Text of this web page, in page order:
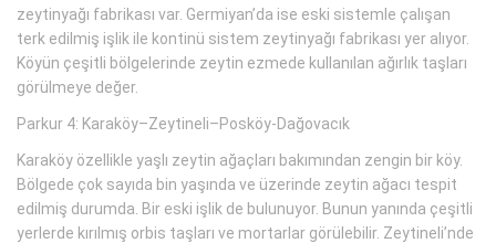
zeytinyağı fabrikası var. Germiyan’da ise eski sistemle çalışan
terk edilmiş işlik ile kontinü sistem zeytinyağı fabrikası yer alıyor.
Köyün çeşitli bölgelerinde zeytin ezmede kullanılan ağırlık taşları
görülmeye değer.
Parkur 4: Karaköy–Zeytineli–Posköy-Dağovacık
Karaköy özellikle yaşlı zeytin ağaçları bakımından zengin bir köy.
Bölgede çok sayıda bin yaşında ve üzerinde zeytin ağacı tespit
edilmiş durumda. Bir eski işlik de bulunuyor. Bunun yanında çeşitli
yerlerde kırılmış orbis taşları ve mortarlar görülebilir. Zeytineli’nde